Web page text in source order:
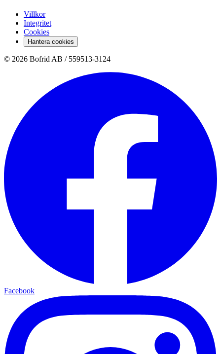
Villkor
Integritet
Cookies
Hantera cookies
© 2026 Bofrid AB / 559513-3124
Facebook